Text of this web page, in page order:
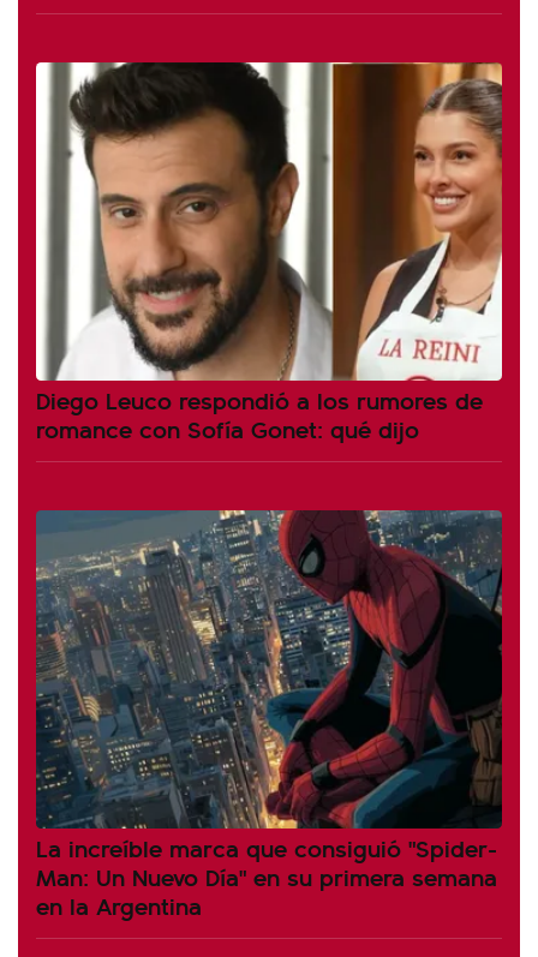
Diego Leuco respondió a los rumores de
romance con Sofía Gonet: qué dijo
La increíble marca que consiguió "Spider-
Man: Un Nuevo Día" en su primera semana
en la Argentina